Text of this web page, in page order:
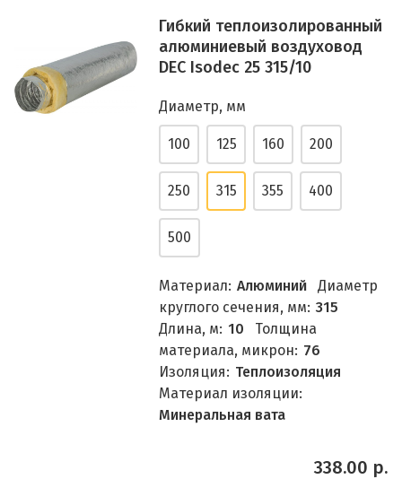
Гибкий теплоизолированный
алюминиевый воздуховод
DEC Isodec 25 315/10
Диаметр, мм
100 125 160 200
250 315 355 400
500
Материал: Алюминий
Диаметр
круглого сечения, мм: 315
Длина, м: 10
Толщина
материала, микрон: 76
Изоляция: Теплоизоляция
Материал изоляции:
Минеральная вата
338.00 р.